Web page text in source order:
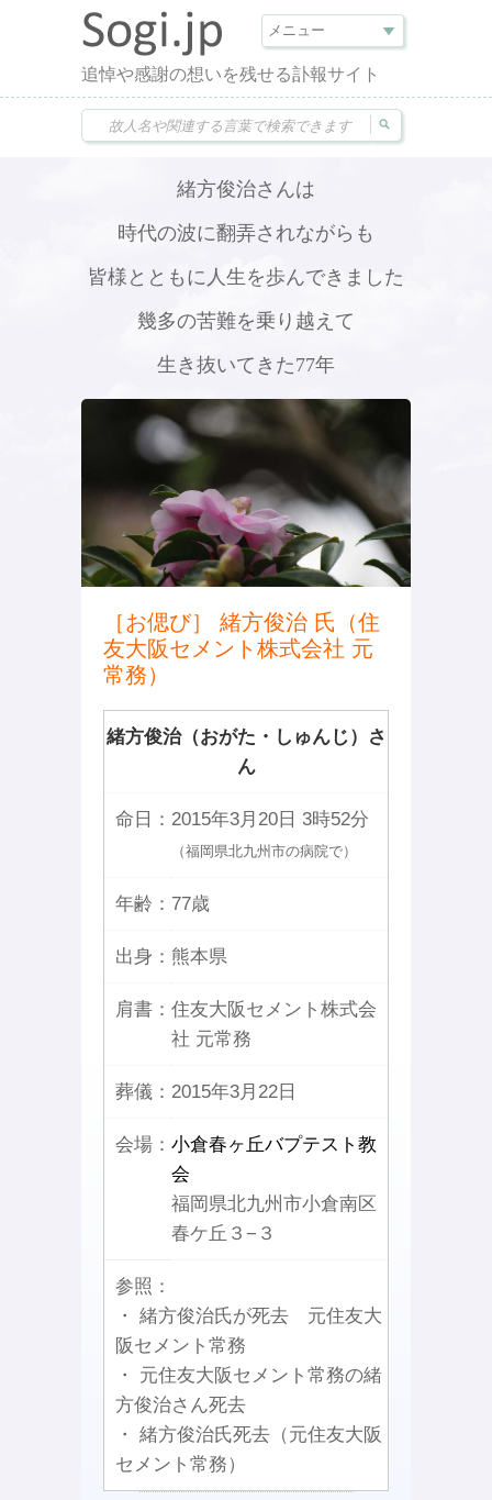
追悼や感謝の想いを残せる訃報サイト
緒方俊治さんは
時代の波に翻弄されながらも
皆様とともに人生を歩んできました
幾多の苦難を乗り越えて
生き抜いてきた77年
［お偲び］ 緒方俊治 氏（住
友大阪セメント株式会社 元
常務）
緒方俊治（おがた・しゅんじ）さ
ん
命日： 2015年3月20日 3時52分
（福岡県北九州市の病院で）
年齢： 77歳
出身： 熊本県
肩書： 住友大阪セメント株式会
社 元常務
葬儀： 2015年3月22日
会場： 小倉春ヶ丘バプテスト教
会
福岡県北九州市小倉南区
春ケ丘３−３
参照：
・ 緒方俊治氏が死去 元住友大
阪セメント常務
・ 元住友大阪セメント常務の緒
方俊治さん死去
・ 緒方俊治氏死去（元住友大阪
セメント常務）